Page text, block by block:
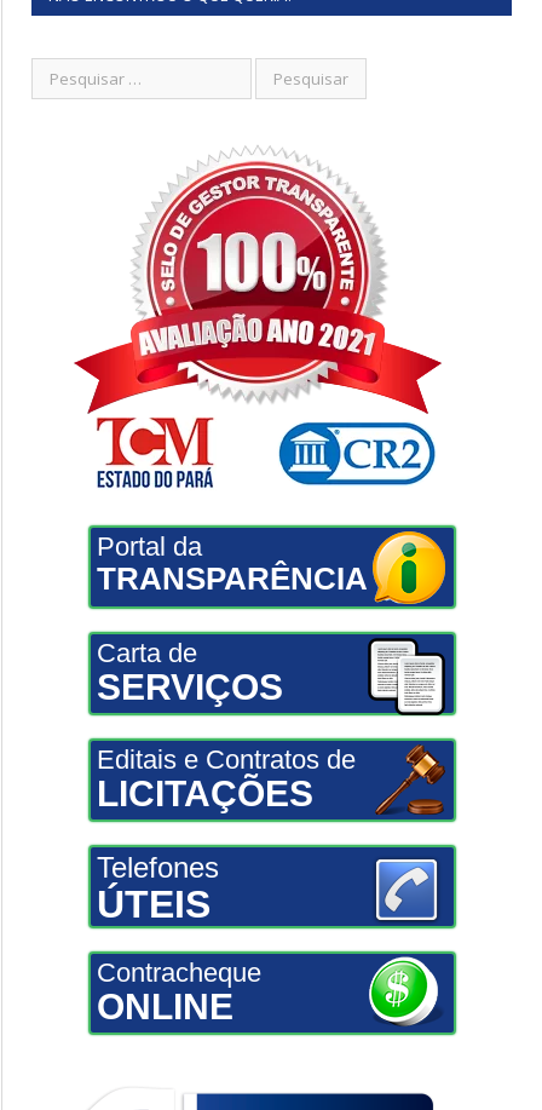
Portal da
TRANSPARÊNCIA
Carta de
SERVIÇOS
Editais e Contratos de
LICITAÇÕES
Telefones
ÚTEIS
Contracheque
ONLINE